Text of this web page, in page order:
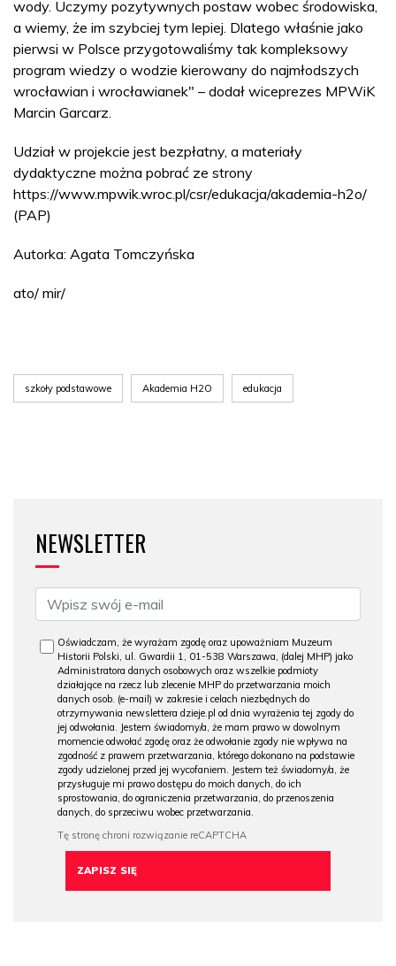
wody. Uczymy pozytywnych postaw wobec środowiska,
a wiemy, że im szybciej tym lepiej. Dlatego właśnie jako
pierwsi w Polsce przygotowaliśmy tak kompleksowy
program wiedzy o wodzie kierowany do najmłodszych
wrocławian i wrocławianek" – dodał wiceprezes MPWiK
Marcin Garcarz.
Udział w projekcie jest bezpłatny, a materiały
dydaktyczne można pobrać ze strony
https://www.mpwik.wroc.pl/csr/edukacja/akademia-h2o/
(PAP)
Autorka: Agata Tomczyńska
ato/ mir/
szkoły podstawowe Akademia H2O edukacja
NEWSLETTER
Oświadczam, że wyrażam zgodę oraz upoważniam Muzeum
Historii Polski, ul. Gwardii 1, 01-538 Warszawa, (dalej MHP) jako
Administratora danych osobowych oraz wszelkie podmioty
działające na rzecz lub zlecenie MHP do przetwarzania moich
danych osob. (e-mail) w zakresie i celach niezbędnych do
otrzymywania newslettera dzieje.pl od dnia wyrażenia tej zgody do
jej odwołania. Jestem świadomy/a, że mam prawo w dowolnym
momencie odwołać zgodę oraz że odwołanie zgody nie wpływa na
zgodność z prawem przetwarzania, którego dokonano na podstawie
zgody udzielonej przed jej wycofaniem. Jestem też świadomy/a, że
przysługuje mi prawo dostępu do moich danych, do ich
sprostowania, do ograniczenia przetwarzania, do przenoszenia
danych, do sprzeciwu wobec przetwarzania.